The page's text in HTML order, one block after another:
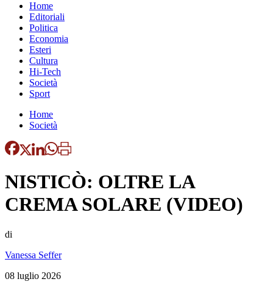
Home
Editoriali
Politica
Economia
Esteri
Cultura
Hi-Tech
Società
Sport
Home
Società
NISTICÒ: OLTRE LA
CREMA SOLARE (VIDEO)
di
Vanessa Seffer
08 luglio 2026